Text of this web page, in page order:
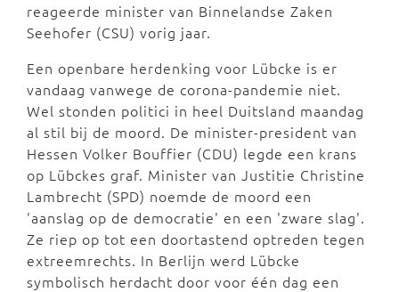
reageerde minister van Binnelandse Zaken
Seehofer (CSU) vorig jaar.
Een openbare herdenking voor Lübcke is er
vandaag vanwege de corona-pandemie niet.
Wel stonden politici in heel Duitsland maandag
al stil bij de moord. De minister-president van
Hessen Volker Bouffier (CDU) legde een krans
op Lübckes graf. Minister van Justitie Christine
Lambrecht (SPD) noemde de moord een
'aanslag op de democratie' en een 'zware slag'.
Ze riep op tot een doortastend optreden tegen
extreemrechts. In Berlijn werd Lübcke
symbolisch herdacht door voor één dag een